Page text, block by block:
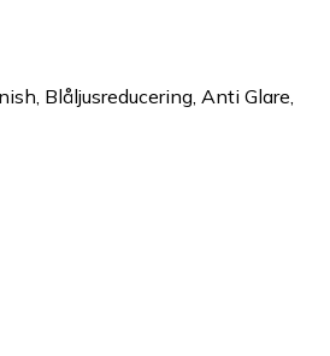
, Blåljusreducering, Anti Glare,